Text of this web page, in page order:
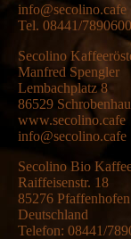
info@secolino.cafe
Tel. 08441/7890600
Secolino
Manfred Spengler
Lembachplatz 8
86529
www.secolino.cafe
info@secolino.cafe
Secolino Bio
Raiffeisenstr. 18
85276 Pfaffenhofen
Deutschland
Telefon: 08441/